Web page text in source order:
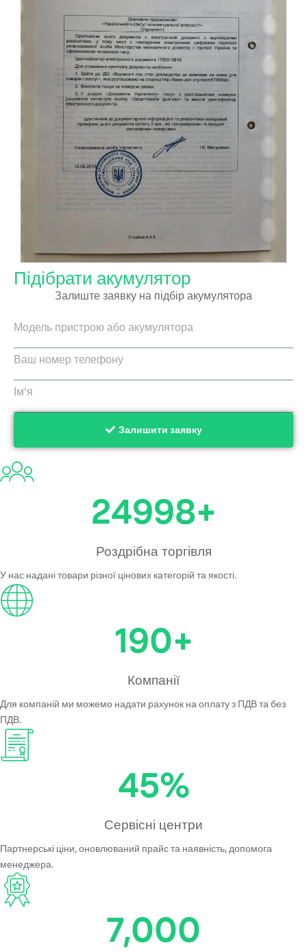
Підібрати акумулятор
Залиште заявку на підбір акумулятора
Залишити заявку
24999+
Роздрібна торгівля
У нас надані товари різної цінових категорій та якості.
190+
Компанії
Для компаній ми можемо надати рахунок на оплату з ПДВ та без
ПДВ.
45%
Сервісні центри
Партнерські ціни, оновлюваний прайс та наявність, допомога
менеджера.
7,000